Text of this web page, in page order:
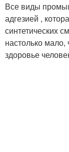
Все виды
адгезией ,
синтетических
настолько мало,
здоровье